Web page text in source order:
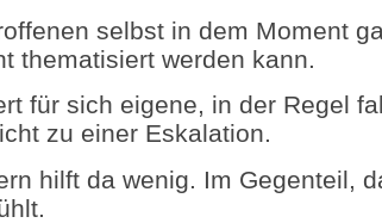
selbst in dem Moment
thematisiert werden kann.
für sich eigene, in der Regel
zu einer Eskalation.
hilft da wenig. Im Gegenteil,